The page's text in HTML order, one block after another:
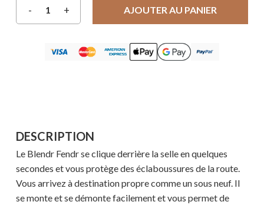
AJOUTER AU PANIER
DESCRIPTION
Le Blendr Fendr se clique derrière la selle en quelques
secondes et vous protège des éclaboussures de la route.
Vous arrivez à destination propre comme un sous neuf. Il
se monte et se démonte facilement et vous permet de